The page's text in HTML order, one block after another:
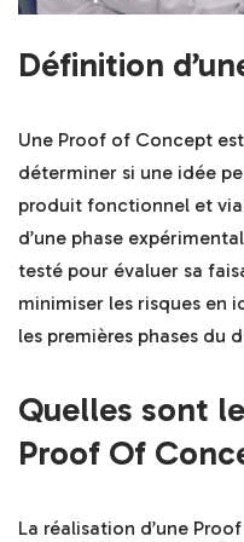
Définition
Une Proof of Concept
déterminer si une idée
produit fonctionnel et
d’une phase
testé pour évaluer sa
minimiser les risques en
les premières phases du
Quelles sont
Proof Of
La réalisation d’une